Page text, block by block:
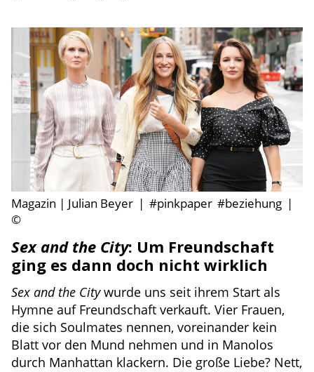
Magazin | Julian Beyer | #pinkpaper #beziehung |
©
Sex and the City: Um Freundschaft
ging es dann doch nicht wirklich
Sex and the Citywurde uns seit ihrem Start als
Hymne auf Freundschaft verkauft. Vier Frauen,
die sich Soulmates nennen, voreinander kein
Blatt vor den Mund nehmen und in Manolos
durch Manhattan klackern. Die große Liebe? Nett,